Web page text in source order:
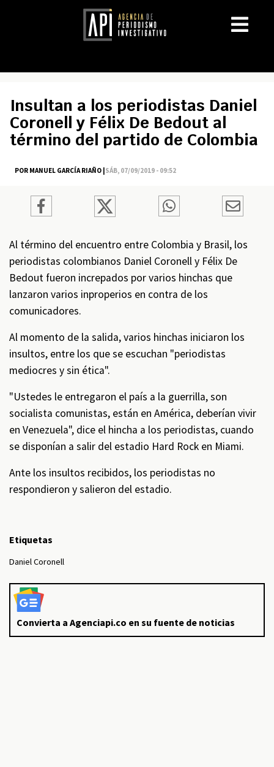
Insultan a los periodistas Daniel
Coronell y Félix De Bedout al
término del partido de Colombia
POR MANUEL GARCÍA RIAÑO | SÁB, 07/09/2019 - 09:52
Al término del encuentro entre Colombia y Brasil, los
periodistas colombianos Daniel Coronell y Félix De
Bedout fueron increpados por varios hinchas que
lanzaron varios inproperios en contra de los
comunicadores.
Al momento de la salida, varios hinchas iniciaron los
insultos, entre los que se escuchan "periodistas
mediocres y sin ética".
"Ustedes le entregaron el país a la guerrilla, son
socialista comunistas, están en América, deberían vivir
en Venezuela", dice el hincha a los periodistas, cuando
se disponían a salir del estadio Hard Rock en Miami.
Ante los insultos recibidos, los periodistas no
respondieron y salieron del estadio.
Etiquetas
Daniel Coronell
Convierta a Agenciapi.co en su fuente de noticias